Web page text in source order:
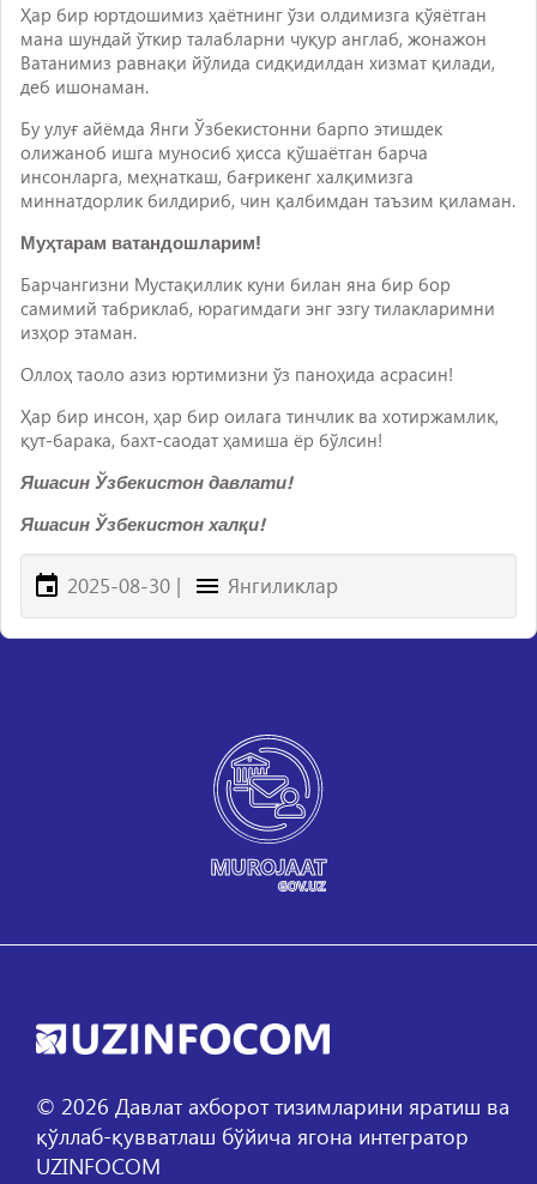
Ҳар бир юртдошимиз ҳаётнинг ўзи олдимизга қўяётган
мана шундай ўткир талабларни чуқур англаб, жонажон
Ватанимиз равнақи йўлида сидқидилдан хизмат қилади,
деб ишонаман.
Бу улуғ айёмда Янги Ўзбекистонни барпо этишдек
олижаноб ишга муносиб ҳисса қўшаётган барча
инсонларга, меҳнаткаш, бағрикенг халқимизга
миннатдорлик билдириб, чин қалбимдан таъзим қиламан.
Муҳтарам ватандошларим!
Барчангизни Мустақиллик куни билан яна бир бор
самимий табриклаб, юрагимдаги энг эзгу тилакларимни
изҳор этаман.
Оллоҳ таоло азиз юртимизни ўз паноҳида асрасин!
Ҳар бир инсон, ҳар бир оилага тинчлик ва хотиржамлик,
қут-барака, бахт-саодат ҳамиша ёр бўлсин!
Яшасин Ўзбекистон давлати!
Яшасин Ўзбекистон халқи!
2025-08-30 | Янгиликлар
© 2026 Давлат ахборот тизимларини яратиш ва
қўллаб-қувватлаш бўйича ягона интегратор
UZINFOCOM